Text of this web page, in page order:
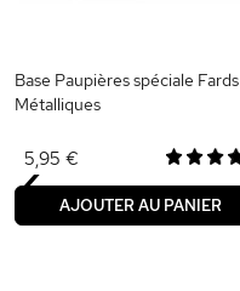
Base Paupières spéciale Fards
Métalliques
5,95 €
AJOUTER AU PANIER
‹